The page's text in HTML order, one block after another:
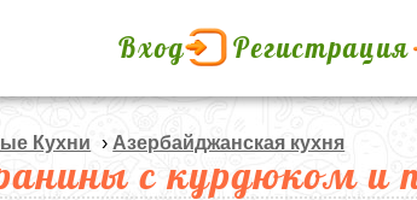
Вход Регистрация
Кухни › Азербайджанская кухня
с курдюком и